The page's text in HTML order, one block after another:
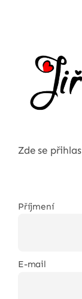
Zde se
Příjmení
E-mail